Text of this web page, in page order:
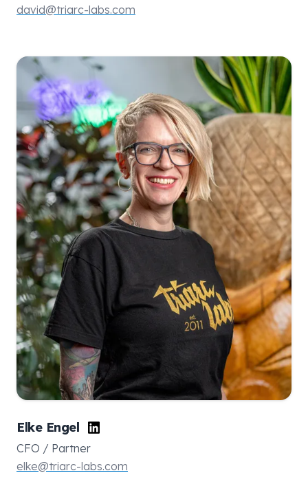
david@triarc-labs.com
Elke Engel
CFO / Partner
elke@triarc-labs.com